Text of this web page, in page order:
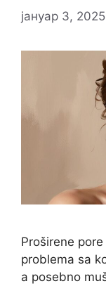
јануар 3, 2025
Proširene
problema sa
a posebno